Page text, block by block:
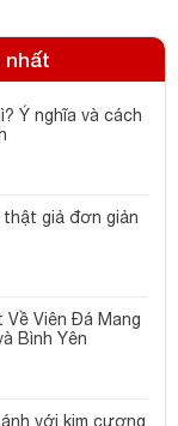
nhất
Ý nghĩa và cách
giả đơn giản
Về Viên Đá Mang
Bình Yên
với kim cương